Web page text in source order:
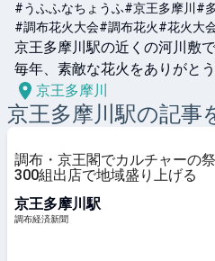
#うふふなちょうふ#京王多摩川 #
#調布花火大会#調布花火#花火大
京王多摩川駅の近くの河川敷
毎年、素敵な花火をありがと
京王多摩川
京王多摩川駅の記事
調布・京王閣でカルチャーの
300組出店で地域盛り上げる
京王多摩川駅
調布経済新聞